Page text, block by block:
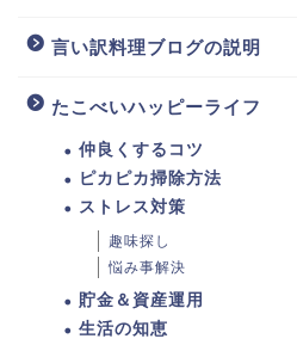
言い訳料理ブログの説明
たこべいハッピーライフ
仲良くするコツ
ピカピカ掃除方法
ストレス対策
趣味探し
悩み事解決
貯金＆資産運用
生活の知恵